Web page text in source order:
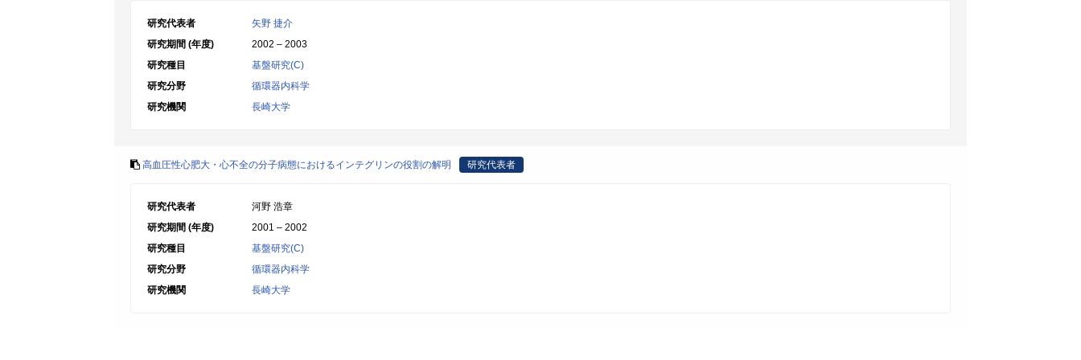
研究代表者
矢野 捷介
研究期間 (年度)
2002 – 2003
研究種目
基盤研究(C)
研究分野
循環器内科学
研究機関
長崎大学
高血圧性心肥大・心不全の分子病態におけるインテグリンの役割の解明 研究代表者
研究代表者
河野 浩章
研究期間 (年度)
2001 – 2002
研究種目
基盤研究(C)
研究分野
循環器内科学
研究機関
長崎大学